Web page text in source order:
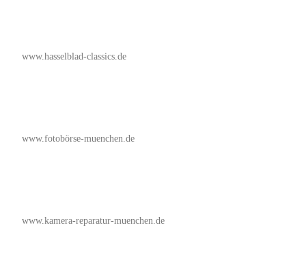
www.hasselblad-classics.de
www.fotobörse-muenchen.de
www.kamera-reparatur-muenchen.de